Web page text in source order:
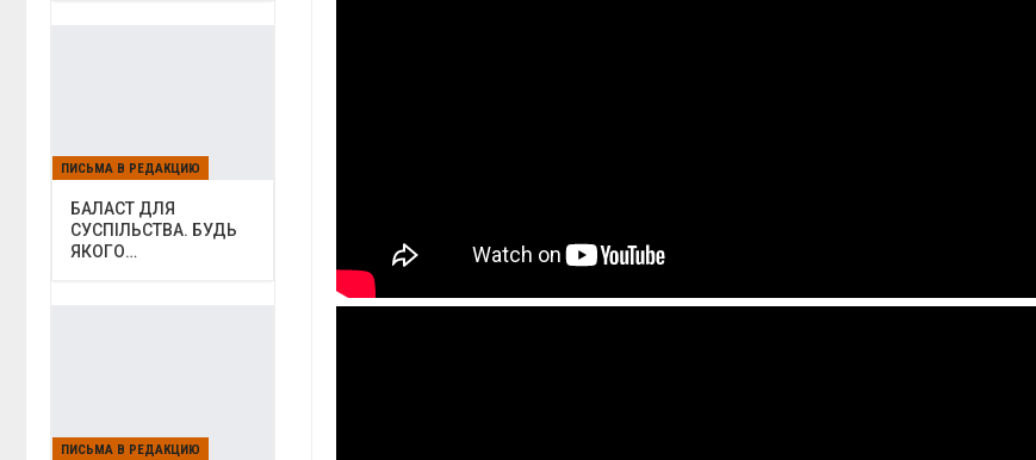
ПИСЬМА В РЕДАКЦИЮ
БАЛАСТ ДЛЯ
СУСПІЛЬСТВА. БУДЬ
ЯКОГО…
ПИСЬМА В РЕДАКЦИЮ